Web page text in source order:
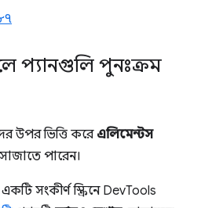
প্যানগুলি পুনঃক্রম
উপর ভিত্তি করে এলিমেন্টস
পারেন।
সংকীর্ণ স্ক্রিনে DevTools